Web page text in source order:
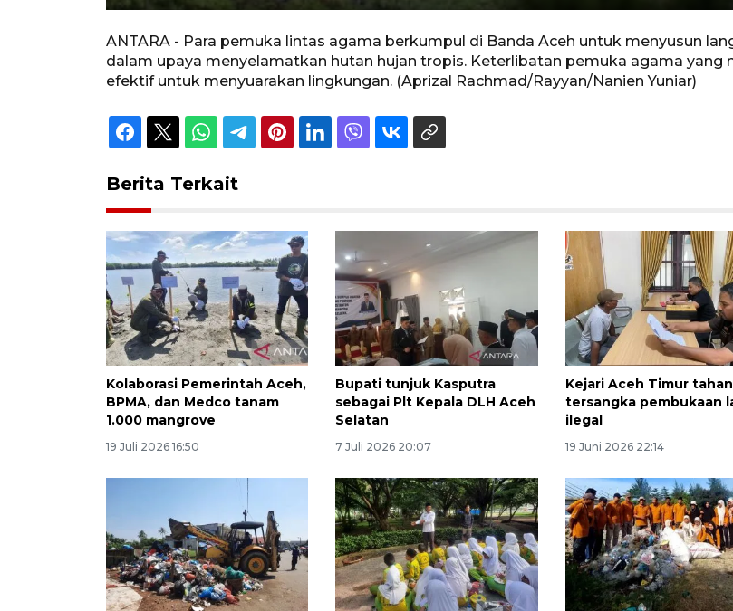
Unmute Play
ANTARA - Para pemuka lintas agama berkumpul di Banda Aceh untuk menyusun
dalam upaya menyelamatkan hutan hujan tropis. Keterlibatan pemuka agama
efektif untuk menyuarakan lingkungan. (Aprizal Rachmad/Rayyan/Nanien Yuniar)
Berita Terkait
Kolaborasi Pemerintah Aceh,
BPMA, dan Medco tanam
1.000 mangrove
19 Juli 2026 16:50
Bupati tunjuk Kasputra
sebagai Plt Kepala DLH Aceh
Selatan
7 Juli 2026 20:07
Kejari Aceh Timur tahan
tersangka pembukaan
ilegal
19 Juni 2026 22:14